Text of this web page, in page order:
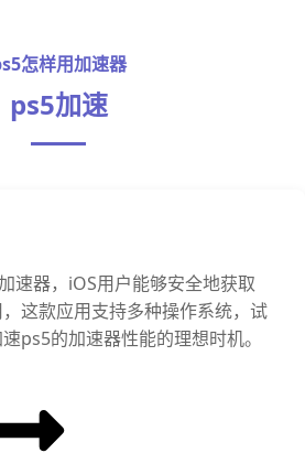
怎样用加速器
ps5加速
速器，iOS用户能够安全地获取
这款应用支持多种操作系统，试
ps5的加速器性能的理想时机。